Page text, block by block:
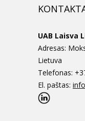
UAB Laisva
Adresas:
Lietuva
Telefonas:
El. paštas: